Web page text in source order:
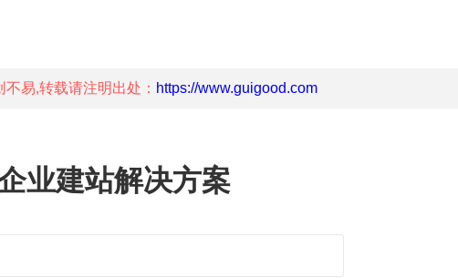
不易,转载请注明出处： https://www.guigood.com
业建站解决方案